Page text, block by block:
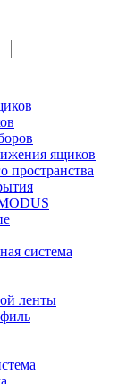
ящиков
пространства
система
ленты